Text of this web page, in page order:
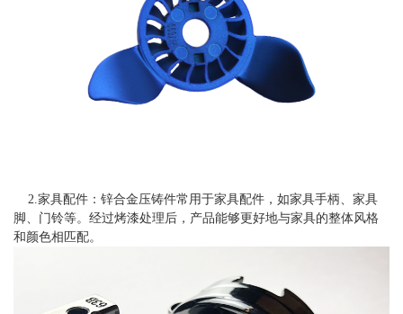
2.家具配件：锌合金压铸件常用于家具配件，如家具手柄、家具
脚、门铃等。经过烤漆处理后，产品能够更好地与家具的整体风格
和颜色相匹配。